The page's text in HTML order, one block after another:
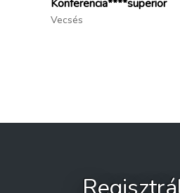
Konferencia****superior
Vecsés